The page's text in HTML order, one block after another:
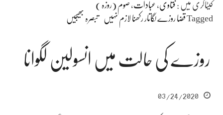
کیٹاگری میں : فتاوی، عبادات، صوم (روزہ )
Taggedقضا روزے لگاتار رکھنا لازم نہیں تبصرہ بھیجیں
روزے کی حالت میں انسولین لگوانا
03/24/2020